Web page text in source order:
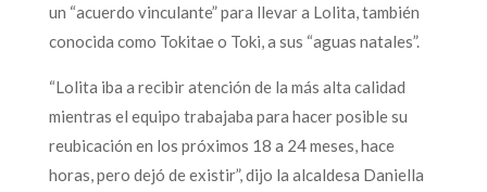
un “acuerdo vinculante” para llevar a Lolita, también
conocida como Tokitae o Toki, a sus “aguas natales”.
“Lolita iba a recibir atención de la más alta calidad
mientras el equipo trabajaba para hacer posible su
reubicación en los próximos 18 a 24 meses, hace
horas, pero dejó de existir”, dijo la alcaldesa Daniella